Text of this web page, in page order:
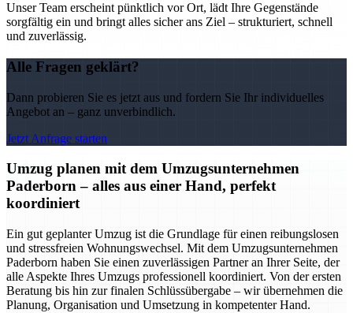
Unser Team erscheint pünktlich vor Ort, lädt Ihre Gegenstände
sorgfältig ein und bringt alles sicher ans Ziel – strukturiert, schnell
und zuverlässig.
Alle Fragen geklärt?
Dann probieren Sie es jetzt aus und fordern Sie Ihr individuelles
Angebot an – ganz unverbindlich.
Jetzt Anfrage starten
Umzug planen mit dem Umzugsunternehmen
Paderborn – alles aus einer Hand, perfekt
koordiniert
Ein gut geplanter Umzug ist die Grundlage für einen reibungslosen
und stressfreien Wohnungswechsel. Mit dem Umzugsunternehmen
Paderborn haben Sie einen zuverlässigen Partner an Ihrer Seite, der
alle Aspekte Ihres Umzugs professionell koordiniert. Von der ersten
Beratung bis hin zur finalen Schlüssübergabe – wir übernehmen die
Planung, Organisation und Umsetzung in kompetenter Hand.